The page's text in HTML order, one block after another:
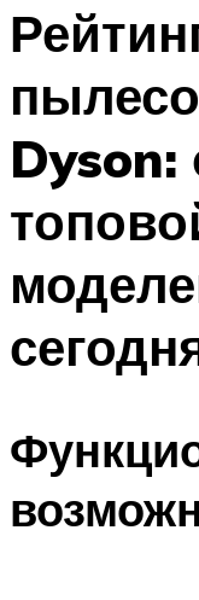
Dyson: